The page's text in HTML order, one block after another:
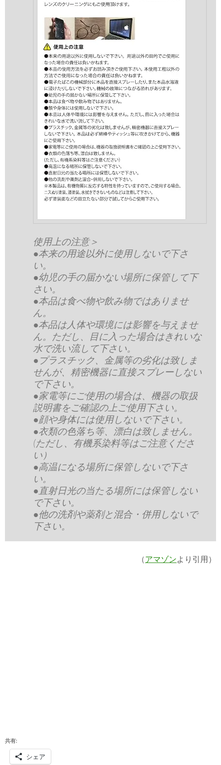
使用上の注意＞
●本来の用途以外に使用しないで下さ
い。
●幼児の手の届かない場所に保管して下
さい。
●本品は食べ物や飲み物ではありませ
ん。
●本品は人体や環境には影響を与えませ
ん。ただし、目に入った場合はきれいな
水で洗い流して下さい。
●プラスチック、金属等の劣化は致しま
せんが、精密機器に直接スプレーしない
で下さい。
●家電等にご使用の場合は、機器の取扱
説明書をご確認の上ご使用下さい。
●顔や身体には使用しないで下さい。
●衣類の色落ち等、漂白は致しません。
(ただし、有機系染料等はご注意くださ
い）
●高温になる場所に保管しないで下さ
い。
●直射日光の当たる場所には保管しない
で下さい。
●他の洗剤や薬剤と混合・併用しないで
下さい。
（アマゾン より引用）
共有:
シェア